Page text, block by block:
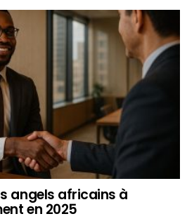
angels africains à
en 2025